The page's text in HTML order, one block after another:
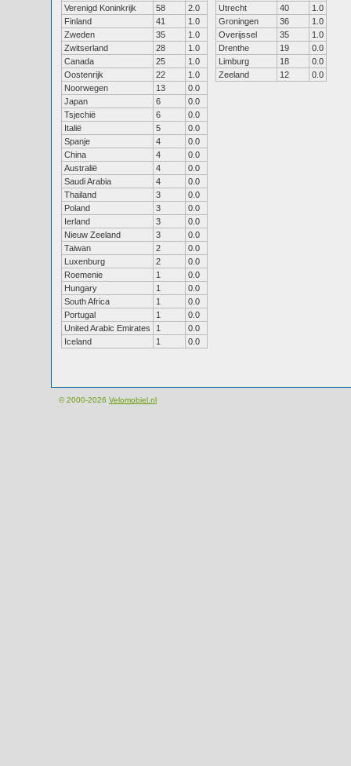
Verenigd Koninkrijk
58
2.0
Finland
41
1.0
Zweden
35
1.0
Zwitserland
28
1.0
Canada
25
1.0
Oostenrijk
22
1.0
Noorwegen
13
0.0
Japan
6
0.0
Tsjechië
6
0.0
Italië
5
0.0
Spanje
4
0.0
China
4
0.0
Australië
4
0.0
Saudi Arabia
4
0.0
Thailand
3
0.0
Poland
3
0.0
Ierland
3
0.0
Nieuw Zeeland
3
0.0
Taiwan
2
0.0
Luxenburg
2
0.0
Roemenie
1
0.0
Hungary
1
0.0
South Africa
1
0.0
Portugal
1
0.0
United Arabic Emirates
1
0.0
Iceland
1 0.0
Utrecht
40
1.0
Groningen
36
1.0
Overijssel
35
1.0
Drenthe
19
0.0
Limburg
18
0.0
Zeeland
12 0.0
© 2000-2026 Velomobiel.nl